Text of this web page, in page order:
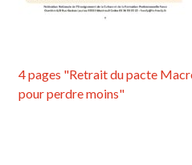
4 pages "Retrait du pacte
pour perdre moins"